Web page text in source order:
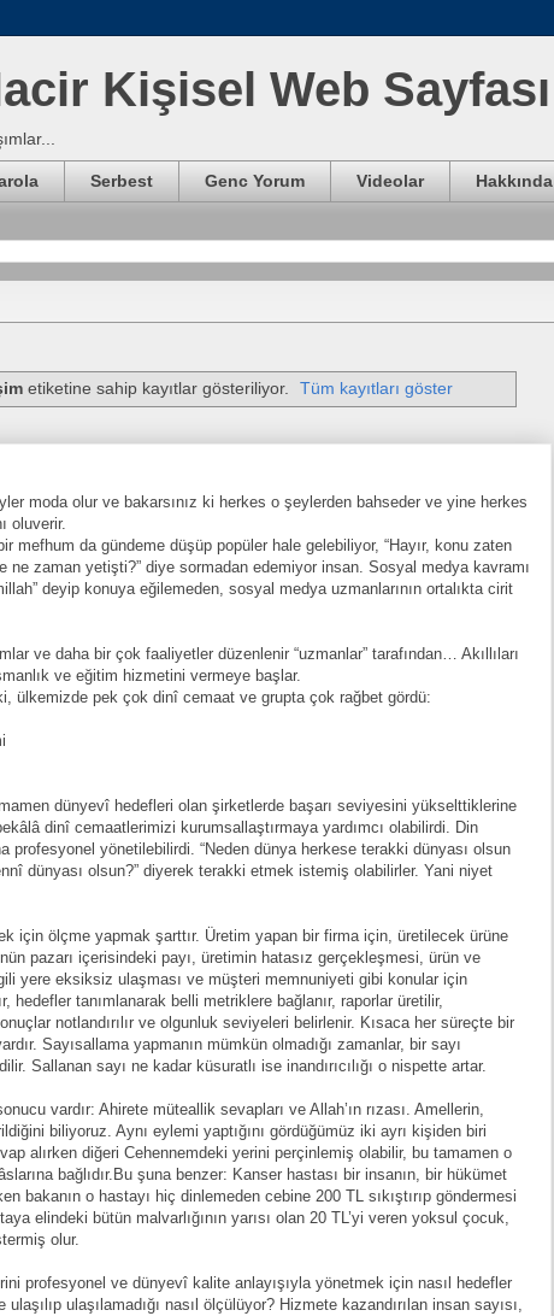
Kişisel Web Sayfası
Serbest Genc Yorum Videolar Hakkında
etiketine sahip kayıtlar gösteriliyor. Tüm kayıtları göster
moda olur ve bakarsınız ki herkes o şeylerden bahseder ve yine herkes
oluverir.
mefhum da gündeme düşüp popüler hale gelebiliyor, “Hayır, konu zaten
ne zaman yetişti?” diye sormadan edemiyor insan. Sosyal medya kavramı
deyip konuya eğilemeden, sosyal medya uzmanlarının ortalıkta cirit
ve daha bir çok faaliyetler düzenlenir “uzmanlar” tarafından… Akıllıları
ve eğitim hizmetini vermeye başlar.
ülkemizde pek çok dinî cemaat ve grupta çok rağbet gördü:
dünyevî hedefleri olan şirketlerde başarı seviyesini yükselttiklerine
dinî cemaatlerimizi kurumsallaştırmaya yardımcı olabilirdi. Din
profesyonel yönetilebilirdi. “Neden dünya herkese terakki dünyası olsun
dünyası olsun?” diyerek terakki etmek istemiş olabilirler. Yani niyet
için ölçme yapmak şarttır. Üretim yapan bir firma için, üretilecek ürüne
pazarı içerisindeki payı, üretimin hatasız gerçekleşmesi, ürün ve
yere eksiksiz ulaşması ve müşteri memnuniyeti gibi konular için
hedefler tanımlanarak belli metriklere bağlanır, raporlar üretilir,
notlandırılır ve olgunluk seviyeleri belirlenir. Kısaca her süreçte bir
Sayısallama yapmanın mümkün olmadığı zamanlar, bir sayı
Sallanan sayı ne kadar küsuratlı ise inandırıcılığı o nispette artar.
vardır: Ahirete müteallik sevapları ve Allah’ın rızası. Amellerin,
biliyoruz. Aynı eylemi yaptığını gördüğümüz iki ayrı kişiden biri
alırken diğeri Cehennemdeki yerini perçinlemiş olabilir, bu tamamen o
bağlıdır.Bu şuna benzer: Kanser hastası bir insanın, bir hükümet
bakanın o hastayı hiç dinlemeden cebine 200 TL sıkıştırıp göndermesi
elindeki bütün malvarlığının yarısı olan 20 TL’yi veren yoksul çocuk,
olur.
profesyonel ve dünyevî kalite anlayışıyla yönetmek için nasıl hedefler
ulaşılamadığı nasıl ölçülüyor? Hizmete kazandırılan insan sayısı,